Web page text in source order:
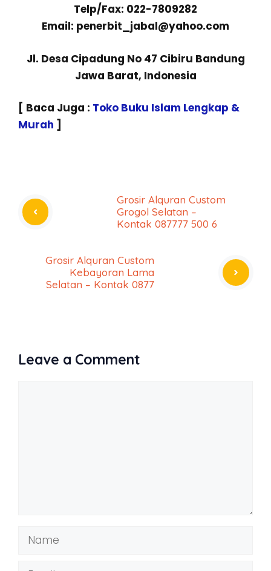
Telp/Fax: 022-7809282
Email: penerbit_jabal@yahoo.com
Jl. Desa Cipadung No 47 Cibiru Bandung
Jawa Barat, Indonesia
[ Baca Juga : Toko Buku Islam Lengkap &
Murah ]
Grosir Alquran Custom
Grogol Selatan –
Kontak 087777 500 6
Grosir Alquran Custom
Kebayoran Lama
Selatan – Kontak 0877
Leave a Comment
Name